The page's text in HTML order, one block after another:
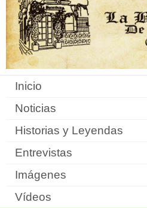
Inicio
Noticias
Historias y Leyendas
Entrevistas
Imágenes
Vídeos